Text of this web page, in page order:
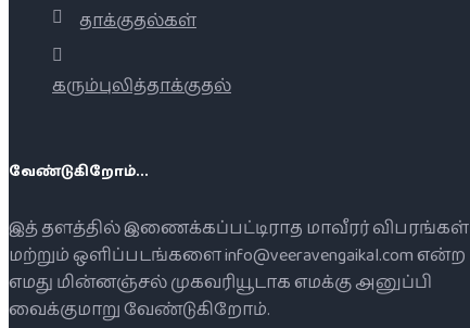
தாக்குதல்கள்
கரும்புலித்தாக்குதல்
வேண்டுகிறோம்...
இத் தளத்தில் இணைக்கப்பட்டிராத மாவீரர் விபரங்கள்
மற்றும் ஒளிப்படங்களை info@veeravengaikal.com என்ற
எமது மின்னஞ்சல் முகவரியூடாக எமக்கு அனுப்பி
வைக்குமாறு வேண்டுகிறோம்.